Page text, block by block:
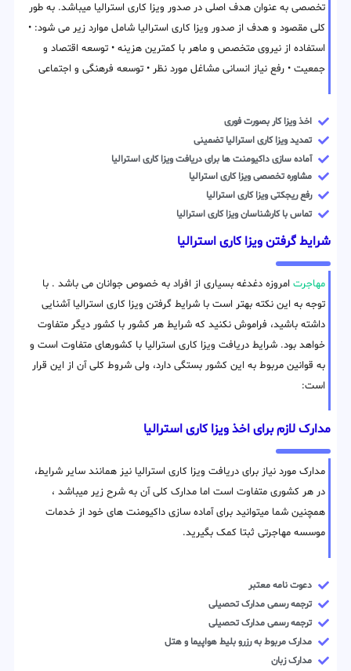
تخصصی به عنوان هدف اصلی در صدور ویزا کاری استرالیا میباشد. به طور
کلی مقصود و هدف از صدور ویزا کاری استرالیا شامل موارد زیر می شود: •
استفاده از نیروی متخصص و ماهر با کمترین هزینه • توسعه اقتصاد و
جمعیت • رفع نیاز انسانی مشاغل مورد نظر • توسعه فرهنگی و اجتماعی
اخذ ویزا کار بصورت فوری
تمدید ویزا کاری استرالیا تضمینی
آماده سازی داکیومنت ها برای دریافت ویزا کاری استرالیا
مشاوره تخصصی ویزا کاری استرالیا
رفع ریجکتی ویزا کاری استرالیا
تماس با کارشناسان ویزا کاری استرالیا
شرایط گرفتن ویزا کاری استرالیا
مهاجرت امروزه دغدغه بسیاری از افراد به خصوص جوانان می باشد . با
توجه به این نکته بهتر است با شرایط گرفتن ویزا کاری استرالیا آشنایی
داشته باشید، فراموش نکنید که شرایط هر کشور با کشور دیگر متفاوت
خواهد بود. شرایط دریافت ویزا کاری استرالیا با کشورهای متفاوت است و
به قوانین مربوط به این کشور بستگی دارد، ولی شروط کلی آن از این قرار
است:
مدارک لازم برای اخذ ویزا کاری استرالیا
مدارک مورد نیاز برای دریافت ویزا کاری استرالیا نیز همانند سایر شرایط،
در هر کشوری متفاوت است اما مدارک کلی آن به شرح زیر میباشد ،
همچنین شما میتوانید برای آماده سازی داکیومنت های خود از خدمات
موسسه مهاجرتی ثبتا کمک بگیرید.
دعوت نامه معتبر
ترجمه رسمی مدارک تحصیلی
ترجمه رسمی مدارک تحصیلی
مدارک مربوط به رزرو بلیط هواپیما و هتل
مدارک زبان